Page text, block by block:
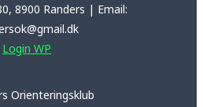
8900 Randers | Email:
Login WP
Orienteringsklub